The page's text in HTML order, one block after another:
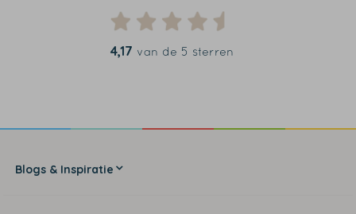
4,17 van de 5 sterren
Blogs & Inspiratie